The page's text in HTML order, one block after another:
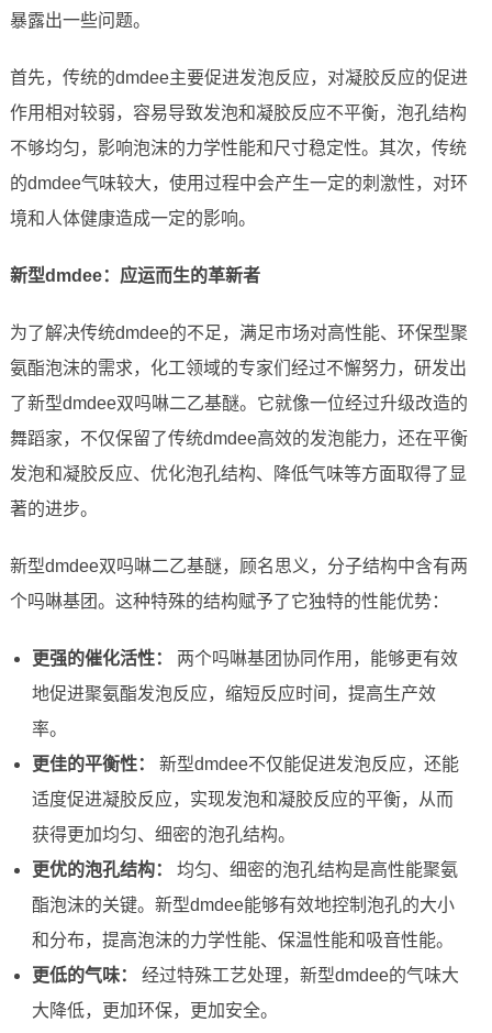
暴露出一些问题。
首先，传统的dmdee主要促进发泡反应，对凝胶反应的促进
作用相对较弱，容易导致发泡和凝胶反应不平衡，泡孔结构
不够均匀，影响泡沫的力学性能和尺寸稳定性。其次，传统
的dmdee气味较大，使用过程中会产生一定的刺激性，对环
境和人体健康造成一定的影响。
新型dmdee：应运而生的革新者
为了解决传统dmdee的不足，满足市场对高性能、环保型聚
氨酯泡沫的需求，化工领域的专家们经过不懈努力，研发出
了新型dmdee双吗啉二乙基醚。它就像一位经过升级改造的
舞蹈家，不仅保留了传统dmdee高效的发泡能力，还在平衡
发泡和凝胶反应、优化泡孔结构、降低气味等方面取得了显
著的进步。
新型dmdee双吗啉二乙基醚，顾名思义，分子结构中含有两
个吗啉基团。这种特殊的结构赋予了它独特的性能优势：
更强的催化活性：
两个吗啉基团协同作用，能够更有效
地促进聚氨酯发泡反应，缩短反应时间，提高生产效
率。
更佳的平衡性：
新型dmdee不仅能促进发泡反应，还能
适度促进凝胶反应，实现发泡和凝胶反应的平衡，从而
获得更加均匀、细密的泡孔结构。
更优的泡孔结构：
均匀、细密的泡孔结构是高性能聚氨
酯泡沫的关键。新型dmdee能够有效地控制泡孔的大小
和分布，提高泡沫的力学性能、保温性能和吸音性能。
更低的气味：
经过特殊工艺处理，新型dmdee的气味大
大降低，更加环保，更加安全。